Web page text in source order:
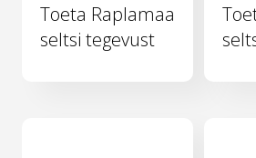
Toeta Raplamaa
seltsi tegevust